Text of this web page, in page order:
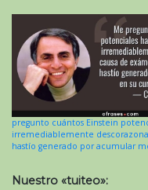
pregunto cuántos Einstein
irremediablemente
hastío generado por acumular
Nuestro «tuiteo»: